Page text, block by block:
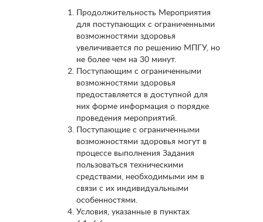
Продолжительность Мероприятия
для поступающих с ограниченными
возможностями здоровья
увеличивается по решению МПГУ, но
не более чем на 30 минут.
Поступающим с ограниченными
возможностями здоровья
предоставляется в доступной для
них форме информация о порядке
проведения мероприятий.
Поступающие с ограниченными
возможностями здоровья могут в
процессе выполнения Задания
пользоваться техническими
средствами, необходимыми им в
связи с их индивидуальными
особенностями.
Условия, указанные в пунктах